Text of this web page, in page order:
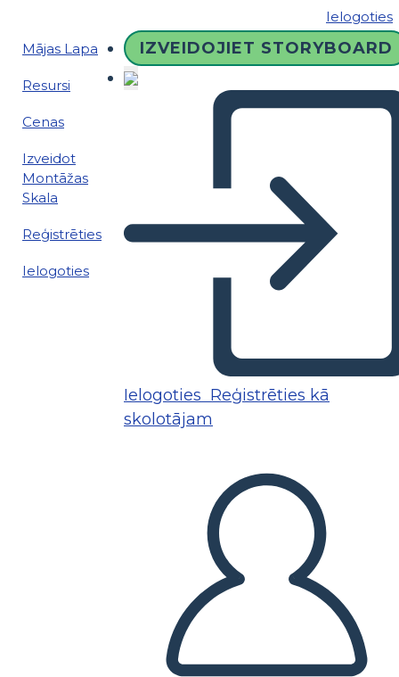
Ielogoties
Mājas Lapa
Resursi
Cenas
Izveidot
Montāžas
Skala
Reģistrēties
Ielogoties
IZVEIDOJIET STORYBOARD
Ielogoties Reģistrēties kā
skolotājam